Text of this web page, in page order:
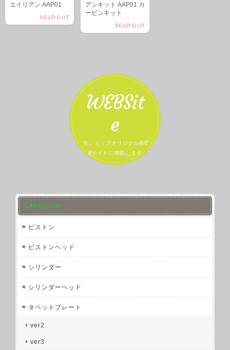
エイリアン AAP01
SOLD OUT
アンキット AAP01 カ
ービンキット
SOLD OUT
WEBSit
e
当ショップオリジナルWE
Bサイトに移動します
CATEGORY
ピストン
ピストンヘッド
シリンダー
シリンダーヘッド
タペットプレート
ver2
ver3